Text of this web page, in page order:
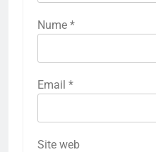
Nume *
Email *
Site web